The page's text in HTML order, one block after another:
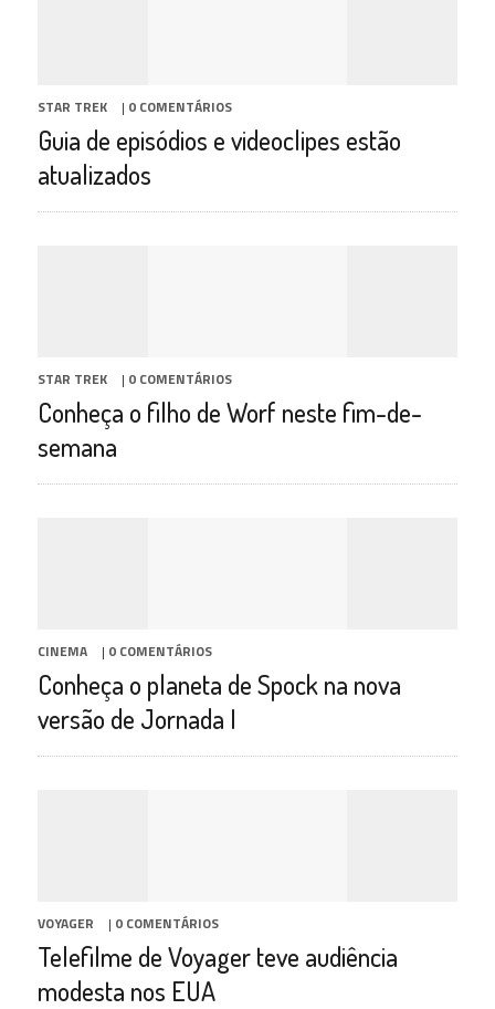
STAR TREK | 0 COMENTÁRIOS
Guia de episódios e videoclipes estão
atualizados
STAR TREK | 0 COMENTÁRIOS
Conheça o filho de Worf neste fim-de-
semana
CINEMA | 0 COMENTÁRIOS
Conheça o planeta de Spock na nova
versão de Jornada I
VOYAGER | 0 COMENTÁRIOS
Telefilme de Voyager teve audiência
modesta nos EUA